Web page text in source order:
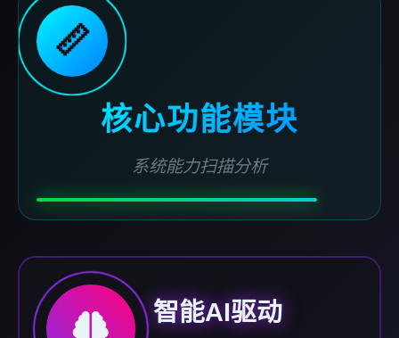
📏
核心功能模块
系统能力扫描分析
智能AI驱动